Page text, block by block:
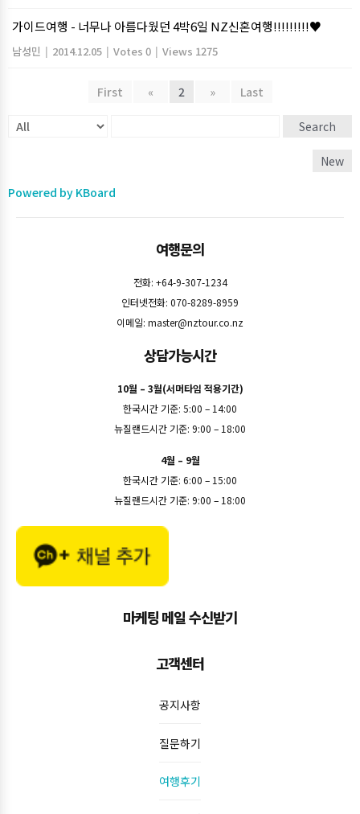
가이드여행 - 너무나 아름다웠던 4박6일 NZ신혼여행!!!!!!!!!♥
남성민 | 2014.12.05 | Votes 0 | Views 1275
First « 2 » Last
Search
New
Powered by KBoard
여행문의
전화: +64-9-307-1234
인터넷전화: 070-8289-8959
이메일: master@nztour.co.nz
상담가능시간
10월 – 3월(서머타임 적용기간)
한국시간 기준: 5:00 – 14:00
뉴질랜드시간 기준: 9:00 – 18:00
4월 – 9월
한국시간 기준: 6:00 – 15:00
뉴질랜드시간 기준: 9:00 – 18:00
마케팅 메일 수신받기
고객센터
공지사항
질문하기
여행후기